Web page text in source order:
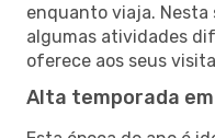
enquanto viaja. Nesta
algumas atividades
oferece aos seus
Alta temporada